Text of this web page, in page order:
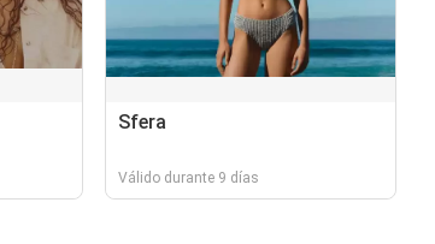
Sfera
Válido durante 9 días